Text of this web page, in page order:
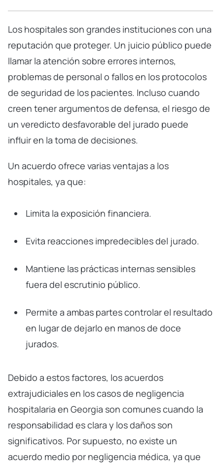
Los hospitales son grandes instituciones con una
reputación que proteger. Un juicio público puede
llamar la atención sobre errores internos,
problemas de personal o fallos en los protocolos
de seguridad de los pacientes. Incluso cuando
creen tener argumentos de defensa, el riesgo de
un veredicto desfavorable del jurado puede
influir en la toma de decisiones.
Un acuerdo ofrece varias ventajas a los
hospitales, ya que:
Limita la exposición financiera.
Evita reacciones impredecibles del jurado.
Mantiene las prácticas internas sensibles
fuera del escrutinio público.
Permite a ambas partes controlar el resultado
en lugar de dejarlo en manos de doce
jurados.
Debido a estos factores, los acuerdos
extrajudiciales en los casos de negligencia
hospitalaria en Georgia son comunes cuando la
responsabilidad es clara y los daños son
significativos. Por supuesto, no existe un
acuerdo medio por negligencia médica, ya que